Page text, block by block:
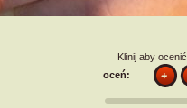
Klinij aby ocenić
oceń: